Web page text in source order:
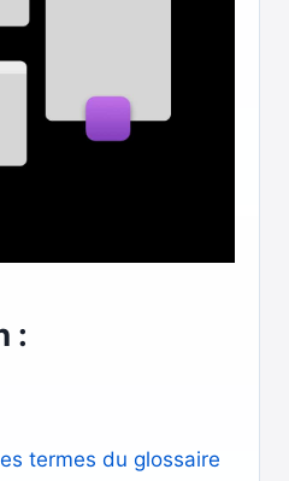
:
termes du glossaire